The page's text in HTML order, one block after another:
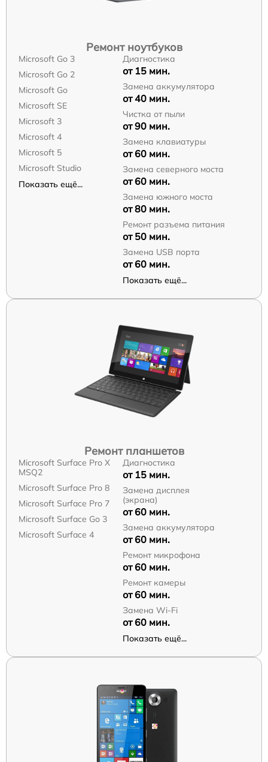
Ремонт ноутбуков
Microsoft Go 3
Microsoft Go 2
Microsoft Go
Microsoft SE
Microsoft 3
Microsoft 4
Microsoft 5
Microsoft Studio
Показать ещё...
Диагностика
от 15 мин.
Замена аккумулятора
от 40 мин.
Чистка от пыли
от 90 мин.
Замена клавиатуры
от 60 мин.
Замена северного моста
от 60 мин.
Замена южного моста
от 80 мин.
Ремонт разъема питания
от 50 мин.
Замена USB порта
от 60 мин.
Показать ещё...
Ремонт планшетов
Microsoft Surface Pro X
MSQ2
Microsoft Surface Pro 8
Microsoft Surface Pro 7
Microsoft Surface Go 3
Microsoft Surface 4
Диагностика
от 15 мин.
Замена дисплея
(экрана)
от 60 мин.
Замена аккумулятора
от 60 мин.
Ремонт микрофона
от 60 мин.
Ремонт камеры
от 60 мин.
Замена Wi-Fi
от 60 мин.
Показать ещё...